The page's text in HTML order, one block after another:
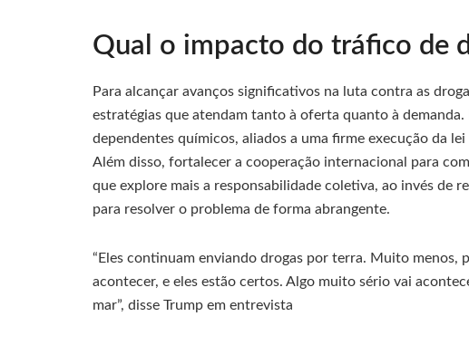
Qual o impacto do tráfico de
Para alcançar avanços significativos na luta contra as
estratégias que atendam tanto à oferta quanto à
dependentes químicos, aliados a uma firme execução da
Além disso, fortalecer a cooperação internacional para
que explore mais a responsabilidade coletiva, ao invés de
para resolver o problema de forma abrangente.
“Eles continuam enviando drogas por terra. Muito menos,
acontecer, e eles estão certos. Algo muito sério vai
mar”, disse Trump em entrevista